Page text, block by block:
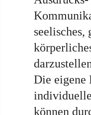
seelisches,
Die eigene
können